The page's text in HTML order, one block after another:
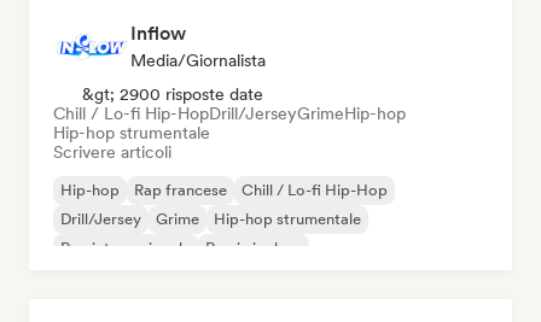
Inflow
Media/Giornalista
&gt; 2900 risposte date
Chill / Lo-fi Hip-HopDrill/JerseyGrimeHip-hop
Hip-hop strumentale
Scrivere articoli
Hip-hop Rap francese
Chill / Lo-fi Hip-Hop
Drill/Jersey
Grime
Hip-hop strumentale
Rap internazionale
Rap in inglese